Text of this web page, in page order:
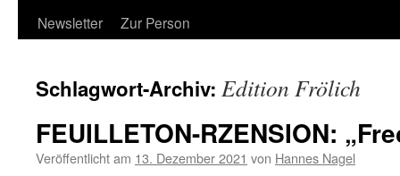
Newsletter
Zur Person
Schlagwort-Archiv: Edition Frölich
FEUILLETON-RZENSION:
Veröffentlicht am 13. Dezember 2021 von Hannes Nagel